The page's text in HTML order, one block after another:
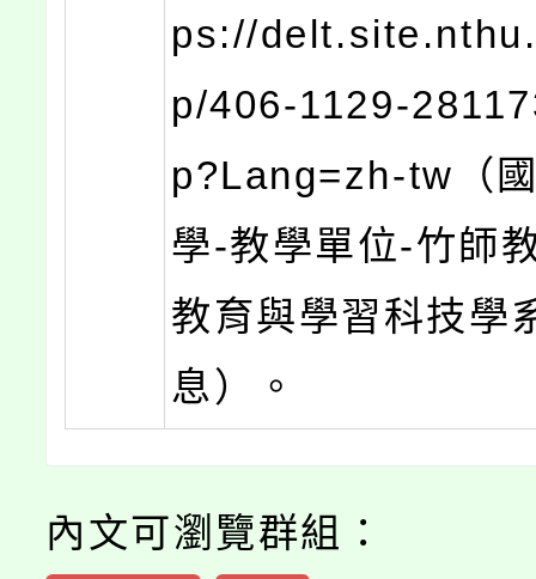
ps://
p/406-1129-
p?Lang=zh-tw（
學-教學單位-竹師
教育與學習科技學
息）。
內文可瀏覽群組：